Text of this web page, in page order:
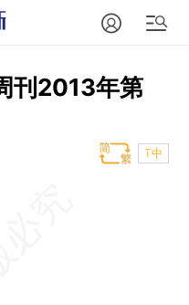
刊2013年第
T中